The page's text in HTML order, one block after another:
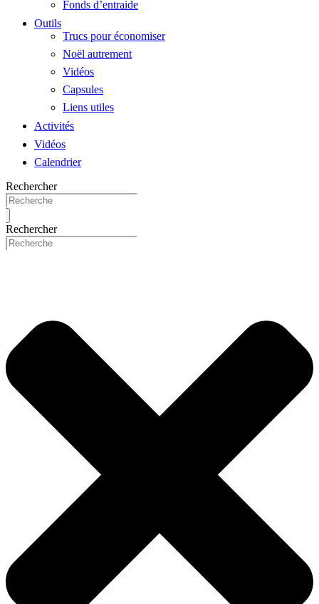
Fonds d’entraide
Outils
Trucs pour économiser
Noël autrement
Vidéos
Capsules
Liens utiles
Activités
Vidéos
Calendrier
Rechercher
Rechercher